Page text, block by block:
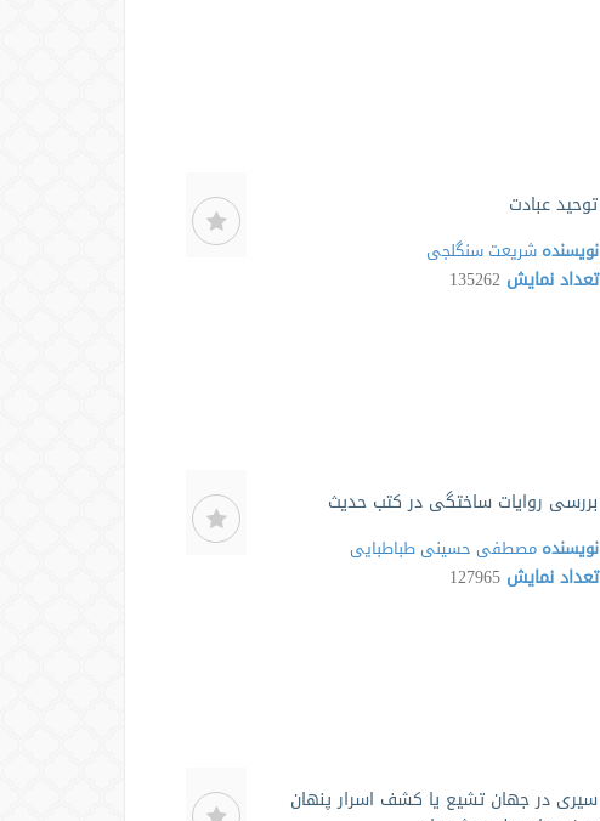
توحید عبادت
نویسنده شریعت سنگلجی
تعداد نمایش 135262
بررسی روایات ساختگی در کتب حدیث
نویسنده مصطفی حسینی طباطبایی
تعداد نمایش 127965
سیری در جهان تشیع یا کشف اسرار پنهان